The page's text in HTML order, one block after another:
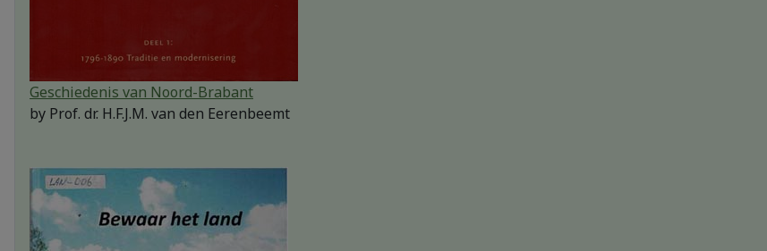
Geschiedenis van Noord-Brabant
by Prof. dr. H.F.J.M. van den Eerenbeemt